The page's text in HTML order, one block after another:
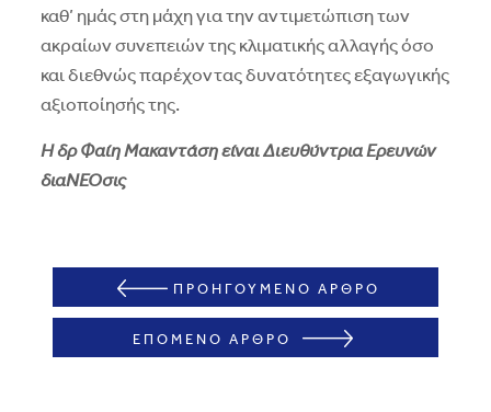
καθ’ ημάς στη μάχη για την αντιμετώπιση των
ακραίων συνεπειών της κλιματικής αλλαγής όσο
και διεθνώς παρέχοντας δυνατότητες εξαγωγικής
αξιοποίησής της.
Η δρ Φαίη Μακαντάση είναι Διευθύντρια Ερευνών
διαΝΕΟσις
ΠΡΟΗΓΟΥΜΕΝΟ ΑΡΘΡΟ
ΕΠΟΜΕΝΟ ΑΡΘΡΟ